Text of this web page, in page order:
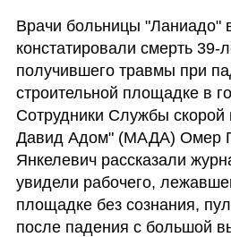
Врачи больницы "Ланиадо"
констатировали смерть 39-
получившего травмы при
строительной площадке в
Сотрудники Службы
Давид Адом" (МАДА) Омер
Янкелевич рассказали
увидели рабочего,
площадке без сознания,
после падения с большой